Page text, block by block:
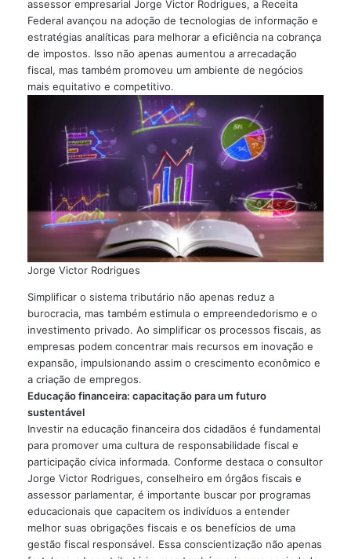
assessor empresarial Jorge Victor Rodrigues, a Receita
Federal avançou na adoção de tecnologias de informação e
estratégias analíticas para melhorar a eficiência na cobrança
de impostos. Isso não apenas aumentou a arrecadação
fiscal, mas também promoveu um ambiente de negócios
mais equitativo e competitivo.
Jorge Victor Rodrigues
Simplificar o sistema tributário não apenas reduz a
burocracia, mas também estimula o empreendedorismo e o
investimento privado. Ao simplificar os processos fiscais, as
empresas podem concentrar mais recursos em inovação e
expansão, impulsionando assim o crescimento econômico e
a criação de empregos.
Educação financeira: capacitação para um futuro
sustentável
Investir na educação financeira dos cidadãos é fundamental
para promover uma cultura de responsabilidade fiscal e
participação cívica informada. Conforme destaca o consultor
Jorge Victor Rodrigues, conselheiro em órgãos fiscais e
assessor parlamentar, é importante buscar por programas
educacionais que capacitem os indivíduos a entender
melhor suas obrigações fiscais e os benefícios de uma
gestão fiscal responsável. Essa conscientização não apenas